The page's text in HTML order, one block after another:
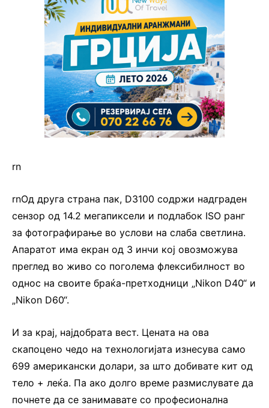
rn
rnОд друга страна пак, D3100 содржи надграден
сензор од 14.2 мегапиксели и подлабок ISO ранг
за фотографирање во услови на слаба светлина.
Апаратот има екран од 3 инчи кој овозможува
преглед во живо со поголема флексибилност во
однос на своите браќа-претходници „Nikon D40“ и
„Nikon D60“.
И за крај, најдобрата вест. Цената на ова
скапоцено чедо на технологијата изнесува само
699 американски долари, за што добивате кит од
тело + леќа. Па ако долго време размислувате да
почнете да се занимавате со професионална